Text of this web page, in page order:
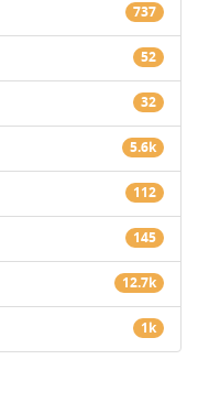
737
52
32
5.6k
112
145
12.7k
1k